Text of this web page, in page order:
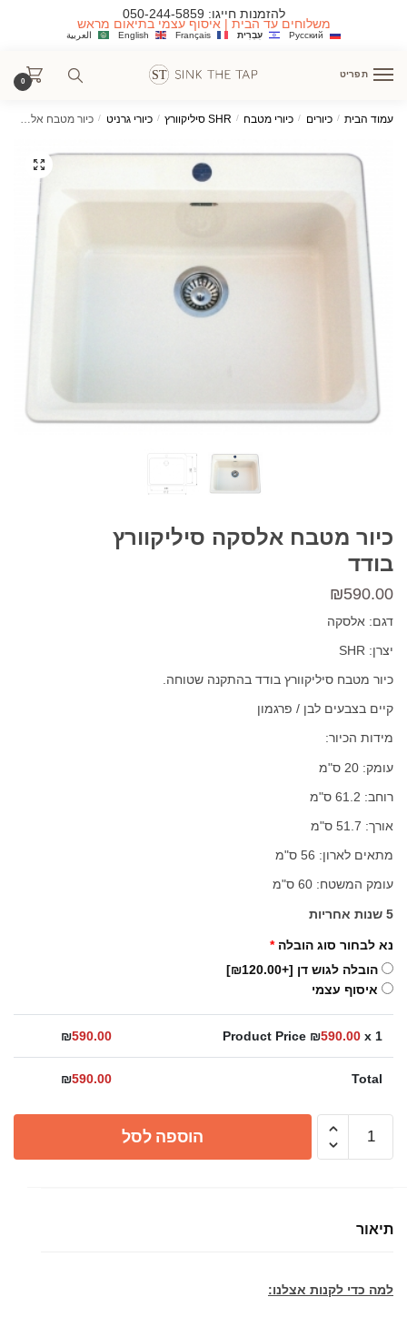
להזמנות חייגו: 050-244-5859
משלוחים עד הבית | איסוף עצמי בתיאום מראש
العربية English Français עִבְרִית Русский
תפריט
0
עמוד הבית / כיורים / כיורי מטבח / SHR סיליקוורץ / כיורי גרניט / כיור מטבח אלסקה סיליקוורץ בודד
כיור מטבח אלסקה סיליקוורץ
בודד
₪590.00
דגם: אלסקה
יצרן: SHR
כיור מטבח סיליקוורץ בודד בהתקנה שטוחה.
קיים בצבעים לבן / פרגמון
מידות הכיור:
עומק: 20 ס"מ
רוחב: 61.2 ס"מ
אורך: 51.7 ס"מ
מתאים לארון: 56 ס"מ
עומק המשטח: 60 ס"מ
5 שנות אחריות
נא לבחור סוג הובלה *
הובלה לגוש דן [+₪120.00]
איסוף עצמי
Product Price ₪590.00 x 1
₪590.00
Total
₪590.00
סיליקוורץ
הוספה לסל
תיאור
למה כדי לקנות אצלנו: